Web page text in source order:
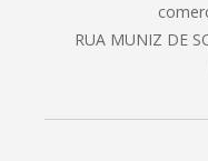
RUA MUNIZ DE